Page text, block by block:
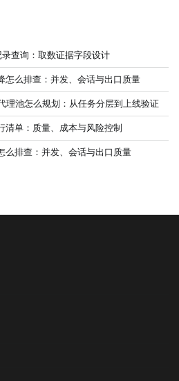
查询：取数证据字段设计
怎么排查：并发、会话与出口质量
理池怎么规划：从任务分层到上线验证
清单：质量、成本与风险控制
么排查：并发、会话与出口质量